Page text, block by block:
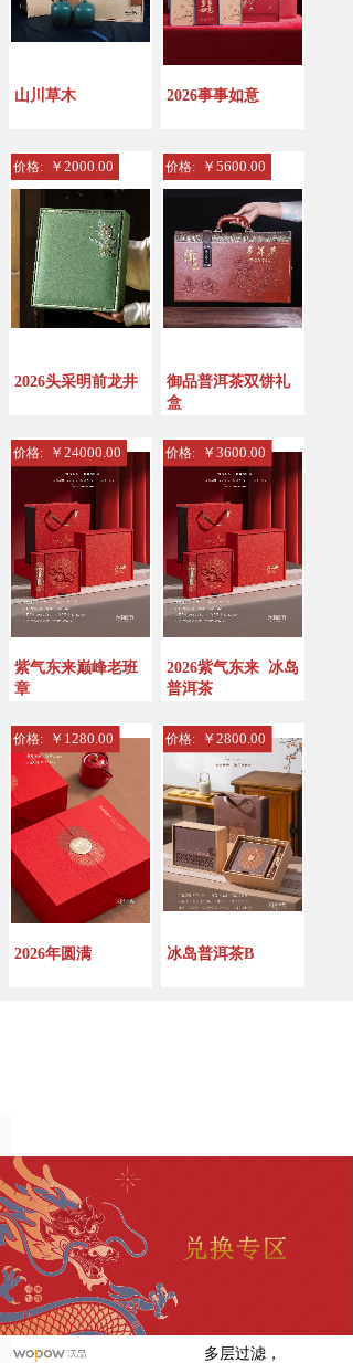
山川草木 2026事事如意
2026头采明前龙井
价格: ￥2000.00
御品普洱茶双饼礼
盒
价格: ￥5600.00
紫气东来巅峰老班
章
价格: ￥24000.00
2026紫气东来 冰岛
普洱茶
价格: ￥3600.00
2026年圆满
价格: ￥1280.00
冰岛普洱茶B
价格: ￥2800.00
多层过滤，